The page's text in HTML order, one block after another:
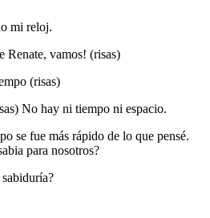
mi reloj.
Renate, vamos! (risas)
(risas)
No hay ni tiempo ni espacio.
se fue más rápido de lo que pensé.
para nosotros?